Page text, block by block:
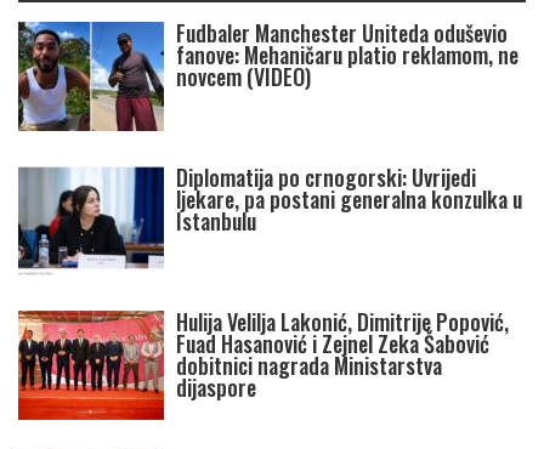
Fudbaler Manchester Uniteda oduševio
fanove: Mehaničaru platio reklamom, ne
novcem (VIDEO)
Diplomatija po crnogorski: Uvrijedi
ljekare, pa postani generalna konzulka u
Istanbulu
Hulija Velilja Lakonić, Dimitrije Popović,
Fuad Hasanović i Zejnel Zeka Šabović
dobitnici nagrada Ministarstva
dijaspore